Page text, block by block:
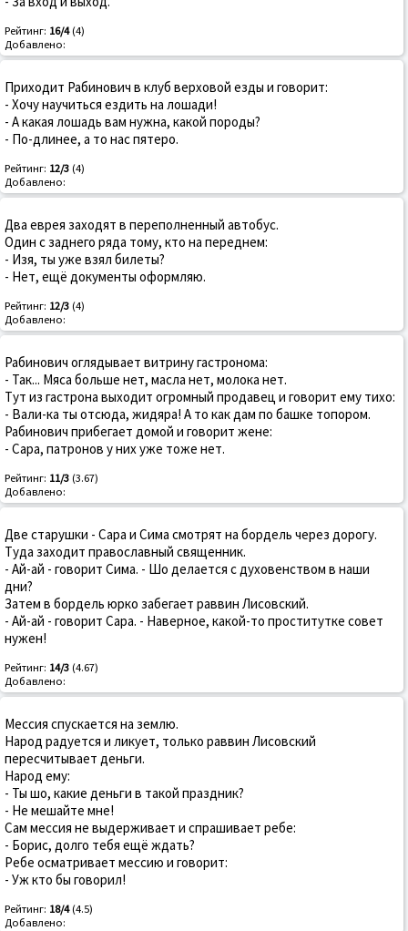
Рейтинг: 16/4(4)
Добавлено:
Приходит Рабинович в клуб верховой езды и говорит:
- Хочу научиться ездить на лошади!
- А какая лошадь вам нужна, какой породы?
- По-длинее, а то нас пятеро.
Рейтинг: 12/3 (4)
Добавлено:
Два еврея заходят в переполненный автобус.
Один с заднего ряда тому, кто на переднем:
- Изя, ты уже взял билеты?
- Нет, ещё документы оформляю.
Рейтинг: 12/3 (4)
Добавлено:
Рабинович оглядывает витрину гастронома:
- Так... Мяса больше нет, масла нет, молока нет.
Тут из гастрона выходит огромный продавец и говорит ему тихо:
- Вали-ка ты отсюда, жидяра! А то как дам по башке топором.
Рабинович прибегает домой и говорит жене:
- Сара, патронов у них уже тоже нет.
Рейтинг: 11/3 (3.67)
Добавлено:
Две старушки - Сара и Сима смотрят на бордель через дорогу.
Туда заходит православный священник.
- Ай-ай - говорит Сима. - Шо делается с духовенством в наши
дни?
Затем в бордель юрко забегает раввин Лисовский.
- Ай-ай - говорит Сара. - Наверное, какой-то проститутке совет
нужен!
Рейтинг: 14/3 (4.67)
Добавлено:
Мессия спускается на землю.
Народ радуется и ликует, только раввин Лисовский
пересчитывает деньги.
Народ ему:
- Ты шо, какие деньги в такой праздник?
- Не мешайте мне!
Сам мессия не выдерживает и спрашивает ребе:
- Борис, долго тебя ещё ждать?
Ребе осматривает мессию и говорит:
- Уж кто бы говорил!
Рейтинг: 18/4(4.5)
Добавлено: